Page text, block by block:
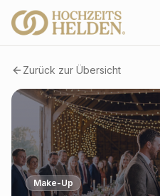
Zurück zur Übersicht
Make-Up